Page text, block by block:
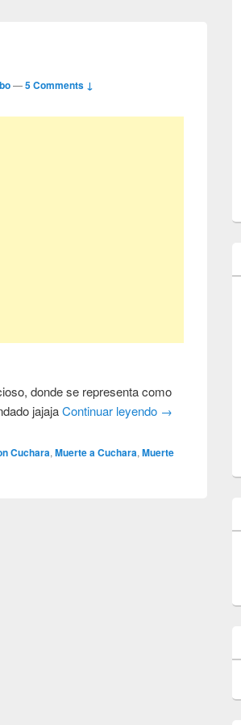
—5 Comments ↓
donde se representa como
jajajaContinuar leyendo →
Cuchara,Muerte a Cuchara,Muerte